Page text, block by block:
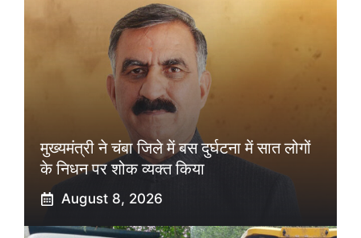
मुख्यमंत्री ने चंबा जिले में बस दुर्घटना में सात लोगों
के निधन पर शोक व्यक्त किया
August 8, 2026